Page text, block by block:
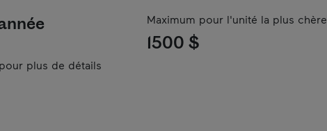
plus de détails
Maximum pour l'unité la plus chère
1500 $